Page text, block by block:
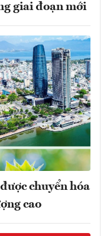
giai đoạn mới
chuyển hóa
cao